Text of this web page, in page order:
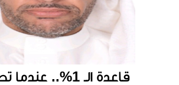
قاعدة الـ 1%..